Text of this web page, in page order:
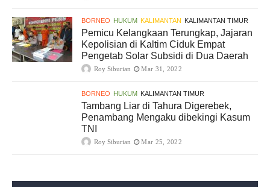
BORNEO HUKUM KALIMANTAN KALIMANTAN TIMUR
Pemicu Kelangkaan Terungkap, Jajaran
Kepolisian di Kaltim Ciduk Empat
Pengetab Solar Subsidi di Dua Daerah
Roy Siburian Mar 31, 2022
BORNEO HUKUM KALIMANTAN TIMUR
Tambang Liar di Tahura Digerebek,
Penambang Mengaku dibekingi Kasum
TNI
Roy Siburian Mar 25, 2022